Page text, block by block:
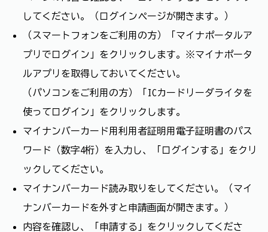
してください。（ログインページが開きます。）
（スマートフォンをご利用の方）「マイナポータルア
プリでログイン」をクリックします。※マイナポータ
ルアプリを取得しておいてください。
（パソコンをご利用の方）「ICカードリーダライタを
使ってログイン」をクリックします。
マイナンバーカード用利用者証明用電子証明書のパス
ワード（数字4桁）を入力し、「ログインする」をクリ
ックしてください。
マイナンバーカード読み取りをしてください。（マイ
ナンバーカードを外すと申請画面が開きます。）
内容を確認し、「申請する」をクリックしてくださ